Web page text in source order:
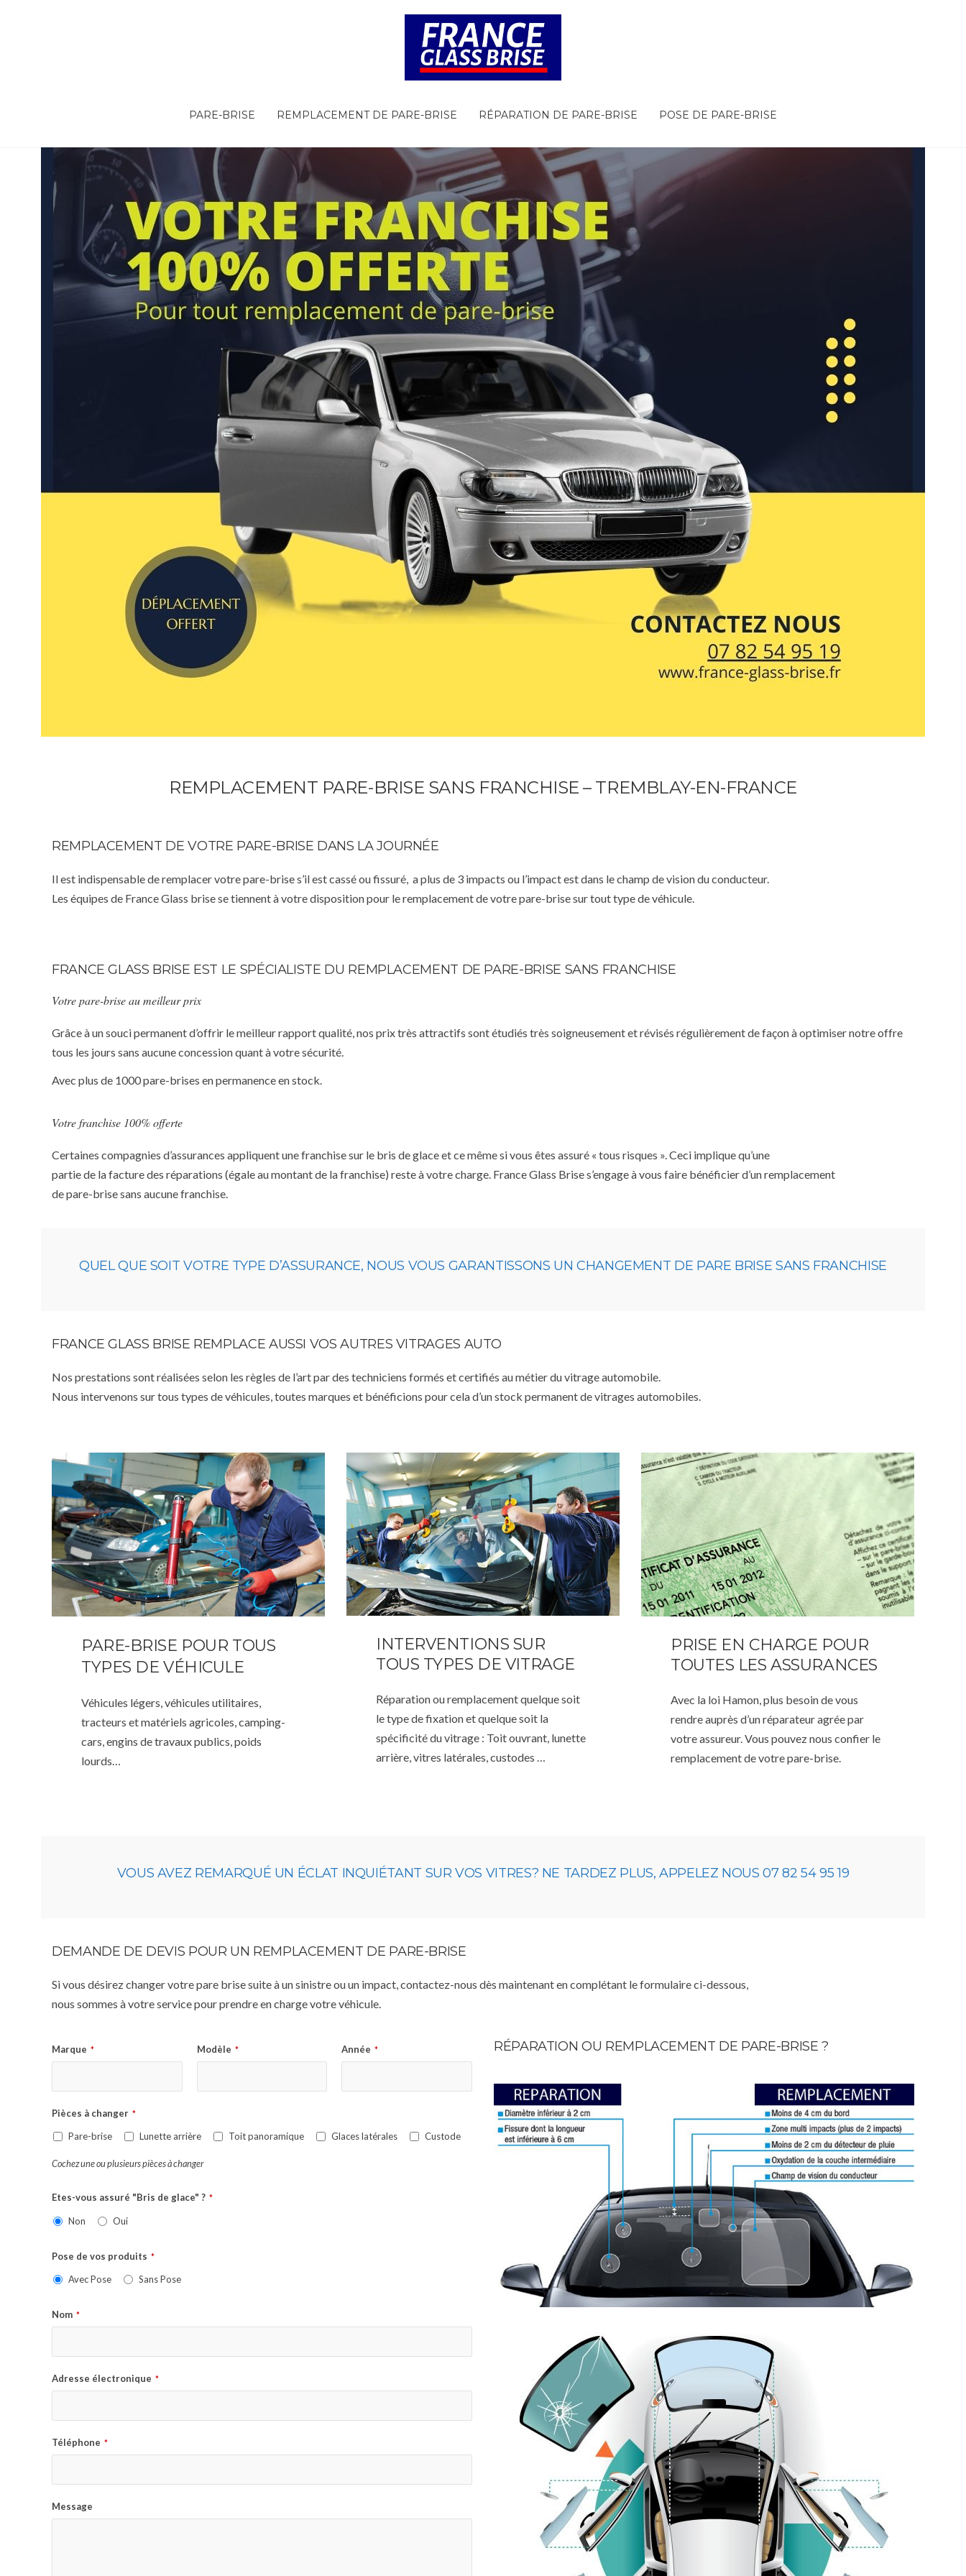
PARE-BRISE REMPLACEMENT DE PARE-BRISE RÉPARATION DE PARE-BRISE POSE DE PARE-BRISE
REMPLACEMENT PARE-BRISE SANS FRANCHISE – TREMBLAY-EN-FRANCE
REMPLACEMENT DE VOTRE PARE-BRISE DANS LA JOURNÉE
Il est indispensable de remplacer votre pare-brise s’il est cassé ou fissuré, a plus de 3 impacts ou l’impact est dans le champ de vision du conducteur.
Les équipes de France Glass brise se tiennent à votre disposition pour le remplacement de votre pare-brise sur tout type de véhicule.
FRANCE GLASS BRISE EST LE SPÉCIALISTE DU REMPLACEMENT DE PARE-BRISE SANS FRANCHISE
Votre pare-brise au meilleur prix
Grâce à un souci permanent d’offrir le meilleur rapport qualité, nos prix très attractifs sont étudiés très soigneusement et révisés régulièrement de façon à optimiser notre offre
tous les jours sans aucune concession quant à votre sécurité.
Avec plus de 1000 pare-brises en permanence en stock.
Votre franchise 100% offerte
Certaines compagnies d’assurances appliquent une franchise sur le bris de glace et ce même si vous êtes assuré « tous risques ». Ceci implique qu’une
partie de la facture des réparations (égale au montant de la franchise) reste à votre charge. France Glass Brise s’engage à vous faire bénéficier d’un remplacement
de pare-brise sans aucune franchise.
QUEL QUE SOIT VOTRE TYPE D’ASSURANCE, NOUS VOUS GARANTISSONS UN CHANGEMENT DE PARE BRISE SANS FRANCHISE
FRANCE GLASS BRISE REMPLACE AUSSI VOS AUTRES VITRAGES AUTO
Nos prestations sont réalisées selon les règles de l’art par des techniciens formés et certifiés au métier du vitrage automobile.
Nous intervenons sur tous types de véhicules, toutes marques et bénéficions pour cela d’un stock permanent de vitrages automobiles.
PARE-BRISE POUR TOUS
TYPES DE VÉHICULE
Véhicules légers, véhicules utilitaires,
tracteurs et matériels agricoles, camping-
cars, engins de travaux publics, poids
lourds…
INTERVENTIONS SUR
TOUS TYPES DE VITRAGE
Réparation ou remplacement quelque soit
le type de fixation et quelque soit la
spécificité du vitrage : Toit ouvrant, lunette
arrière, vitres latérales, custodes …
PRISE EN CHARGE POUR
TOUTES LES ASSURANCES
Avec la loi Hamon, plus besoin de vous
rendre auprès d’un réparateur agrée par
votre assureur. Vous pouvez nous confier le
remplacement de votre pare-brise.
VOUS AVEZ REMARQUÉ UN ÉCLAT INQUIÉTANT SUR VOS VITRES? NE TARDEZ PLUS, APPELEZ NOUS 07 82 54 95 19
DEMANDE DE DEVIS POUR UN REMPLACEMENT DE PARE-BRISE
Si vous désirez changer votre pare brise suite à un sinistre ou un impact, contactez-nous dès maintenant en complétant le formulaire ci-dessous,
nous sommes à votre service pour prendre en charge votre véhicule.
Marque * Modèle * Année *
Pièces à changer *
Pare-brise Lunette arrière Toit panoramique Glaces latérales Custode
Cochez une ou plusieurs pièces à changer
Etes-vous assuré "Bris de glace" ? *
Non Oui
Pose de vos produits *
Avec Pose Sans Pose
Nom *
Adresse électronique *
Téléphone *
Message
RÉPARATION OU REMPLACEMENT DE PARE-BRISE ?